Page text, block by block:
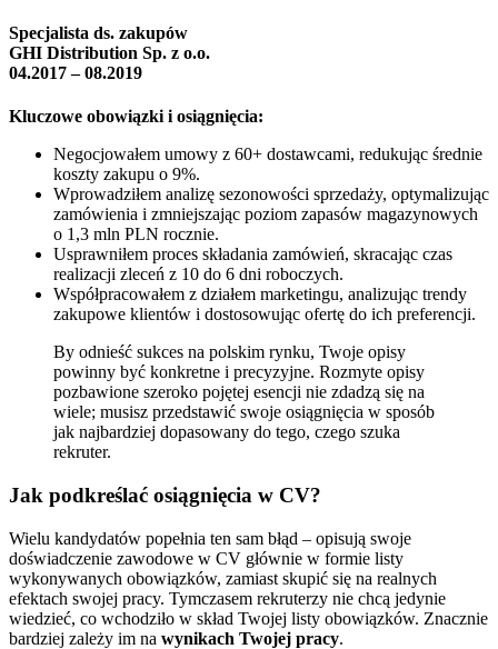
Specjalista ds. zakupów
GHI Distribution Sp. z o.o.
04.2017 – 08.2019
Kluczowe obowiązki i osiągnięcia:
Negocjowałem umowy z 60+ dostawcami, redukując średnie
koszty zakupu o 9%.
Wprowadziłem analizę sezonowości sprzedaży, optymalizując
zamówienia i zmniejszając poziom zapasów magazynowych
o 1,3 mln PLN rocznie.
Usprawniłem proces składania zamówień, skracając czas
realizacji zleceń z 10 do 6 dni roboczych.
Współpracowałem z działem marketingu, analizując trendy
zakupowe klientów i dostosowując ofertę do ich preferencji.
By odnieść sukces na polskim rynku, Twoje opisy
powinny być konkretne i precyzyjne. Rozmyte opisy
pozbawione szeroko pojętej esencji nie zdadzą się na
wiele; musisz przedstawić swoje osiągnięcia w sposób
jak najbardziej dopasowany do tego, czego szuka
rekruter.
Jak podkreślać osiągnięcia w CV?
Wielu kandydatów popełnia ten sam błąd – opisują swoje
doświadczenie zawodowe w CV głównie w formie listy
wykonywanych obowiązków, zamiast skupić się na realnych
efektach swojej pracy. Tymczasem rekruterzy nie chcą jedynie
wiedzieć, co wchodziło w skład Twojej listy obowiązków. Znacznie
bardziej zależy im na wynikach Twojej pracy.